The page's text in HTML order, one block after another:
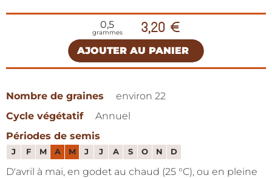
0,5
grammes 3,20 €
AJOUTER AU PANIER
Nombre de graines
environ 22
Cycle végétatif
Annuel
Périodes de semis
J F M A M J J A S O N D
D'avril à mai, en godet au chaud (25 °C), ou en pleine